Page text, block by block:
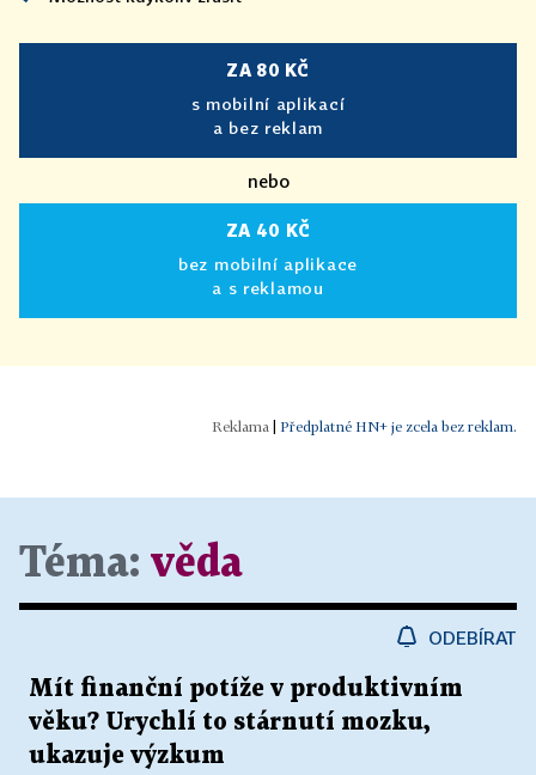
ZA 80 KČ
s mobilní aplikací
a bez reklam
nebo
ZA 40 KČ
bez mobilní aplikace
a s reklamou
| Předplatné HN+ je zcela bez reklam.
Téma: věda
ODEBÍRAT
Mít finanční potíže v produktivním
věku? Urychlí to stárnutí mozku,
ukazuje výzkum